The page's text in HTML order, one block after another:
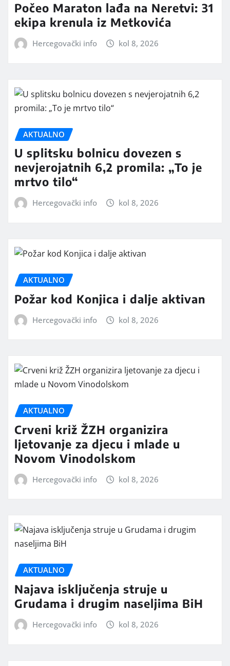
Počeo Maraton lađa na Neretvi: 31
ekipa krenula iz Metkovića
Hercegovački info kol 8, 2026
AKTUALNO
U splitsku bolnicu dovezen s
nevjerojatnih 6,2 promila: „To je
mrtvo tilo“
Hercegovački info kol 8, 2026
AKTUALNO
Požar kod Konjica i dalje aktivan
Hercegovački info kol 8, 2026
AKTUALNO
Crveni križ ŽZH organizira
ljetovanje za djecu i mlade u
Novom Vinodolskom
Hercegovački info kol 8, 2026
AKTUALNO
Najava isključenja struje u
Grudama i drugim naseljima BiH
Hercegovački info kol 8, 2026